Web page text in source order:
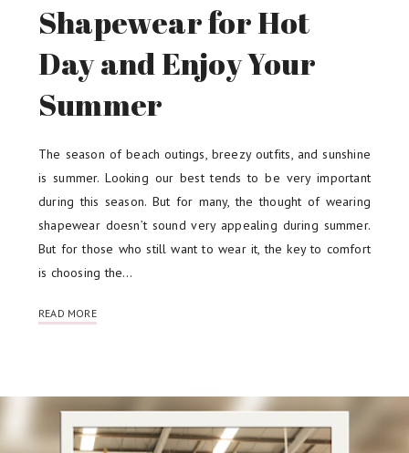
Shapewear for Hot
Day and Enjoy Your
Summer
The season of beach outings, breezy outfits, and sunshine
is summer. Looking our best tends to be very important
during this season. But for many, the thought of wearing
shapewear doesn’t sound very appealing during summer.
But for those who still want to wear it, the key to comfort
is choosing the…
READ MORE